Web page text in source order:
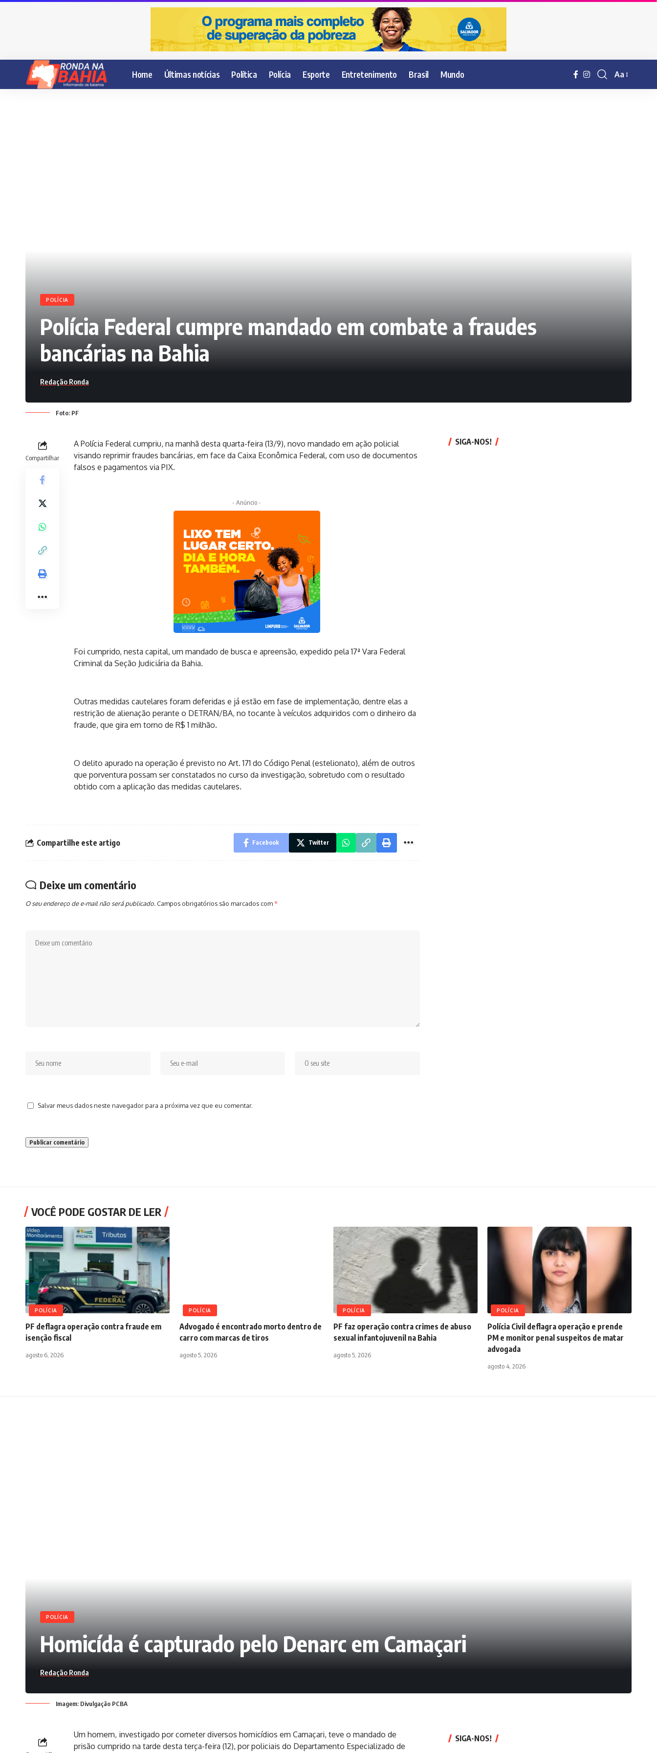
Home Últimas notícias Política Polícia Esporte Entretenimento Brasil Mundo
Resisor
Aa
POLÍCIA
Polícia Federal cumpre mandado em combate a fraudes
bancárias na Bahia
Redação Ronda
Foto: PF
Compartilhar
A Polícia Federal cumpriu, na manhã desta quarta-feira (13/9), novo mandado em ação policial
visando reprimir fraudes bancárias, em face da Caixa Econômica Federal, com uso de documentos
falsos e pagamentos via PIX.
- Anúncio -
Foi cumprido, nesta capital, um mandado de busca e apreensão, expedido pela 17ª Vara Federal
Criminal da Seção Judiciária da Bahia.
Outras medidas cautelares foram deferidas e já estão em fase de implementação, dentre elas a
restrição de alienação perante o DETRAN/BA, no tocante à veículos adquiridos com o dinheiro da
fraude, que gira em torno de R$ 1 milhão.
O delito apurado na operação é previsto no Art. 171 do Código Penal (estelionato), além de outros
que porventura possam ser constatados no curso da investigação, sobretudo com o resultado
obtido com a aplicação das medidas cautelares.
Compartilhe este artigo Facebook Twitter
Deixe um comentário
O seu endereço de e-mail não será publicado. Campos obrigatórios são marcados com*
Salvar meus dados neste navegador para a próxima vez que eu comentar.
SIGA-NOS!
VOCÊ PODE GOSTAR DE LER
POLÍCIA
PF deflagra operação contra fraude em
isenção fiscal
agosto 6, 2026
POLÍCIA
Advogado é encontrado morto dentro de
carro com marcas de tiros
agosto 5, 2026
POLÍCIA
PF faz operação contra crimes de abuso
sexual infantojuvenil na Bahia
agosto 5, 2026
POLÍCIA
Polícia Civil deflagra operação e prende
PM e monitor penal suspeitos de matar
advogada
agosto 4, 2026
POLÍCIA
Homicída é capturado pelo Denarc em Camaçari
Redação Ronda
Imagem: Divulgação PCBA
Um homem, investigado por cometer diversos homicídios em Camaçari, teve o mandado de
prisão cumprido na tarde desta terça-feira (12), por policiais do Departamento Especializado de
SIGA-NOS!